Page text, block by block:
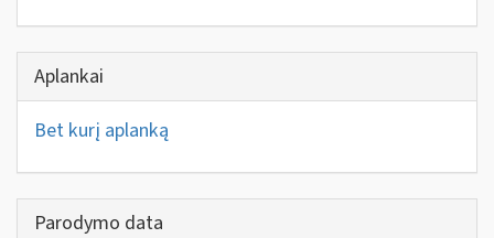
Aplankai
Bet kurį aplanką
Parodymo data